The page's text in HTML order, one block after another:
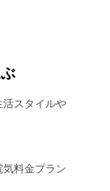
スタイルや
気料金プラン